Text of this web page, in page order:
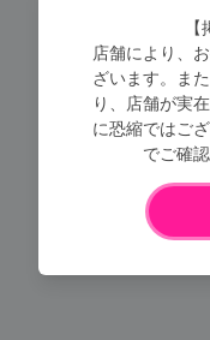
店舗により、
ざいます。ま
り、店舗が実
に恐縮ではご
でご確